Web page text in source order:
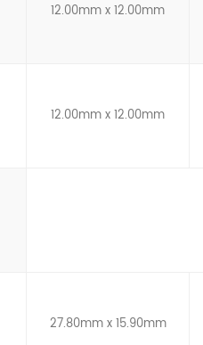
12.00mm x 12.00mm
12.00mm x 12.00mm
27.80mm x 15.90mm